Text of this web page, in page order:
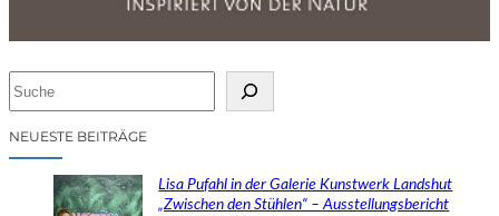
cNEUESTE BEITRÄGE
Lisa Pufahl in der Galerie Kunstwerk Landshut
„Zwischen den Stühlen“ – Ausstellungsbericht